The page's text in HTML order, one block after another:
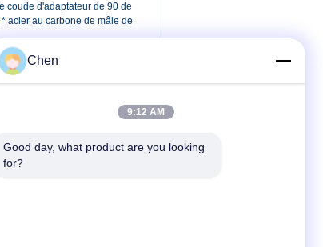
coude d'adaptateur de 90 de
acier au carbone de mâle de
le goujon fileté métrique
finit OIN 6149 1CH9-OG
va-et-vient
par CR3
de zinc
va-et-
femelle
va-et-
pour
Contactez-nous
nous
Chen
9:12 AM
Good day, what product are you looking
for?